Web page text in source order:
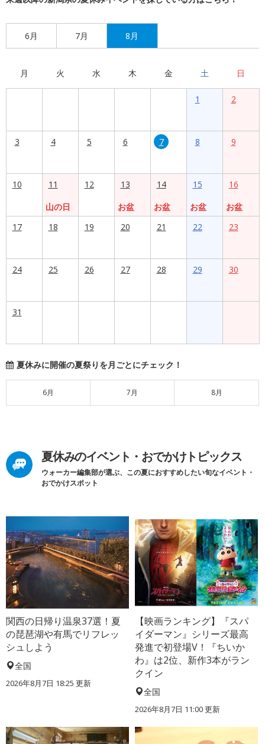
6月 7月 8月
月 火 水 木 金 土 日
1 2
3 4 5 6 7 8 9
10
11
山の日
12
13
お盆
14
お盆
15
お盆
16
お盆
17
18 19 20 21 22 23
24 25 26 27 28 29 30
31
夏休みに開催の夏祭りを月ごとにチェック！
6月 7月 8月
夏休みのイベント・おでかけトピックス
ウォーカー編集部が選ぶ、この夏におすすめしたい旬なイベント・
おでかけスポット
関西の日帰り温泉37選！夏
の琵琶湖や有馬でリフレッ
シュしよう
全国
2026年8月7日 18:25 更新
【映画ランキング】『スパ
イダーマン』シリーズ最高
発進で初登場V！『ちいか
わ』は2位、新作3本がラン
クイン
全国
2026年8月7日 11:00更新